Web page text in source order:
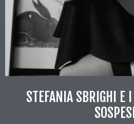
STEFANIA SBRIGHI E I
SOSPESI